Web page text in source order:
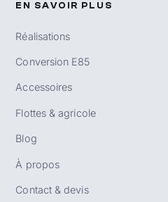
EN SAVOIR PLUS
Réalisations
Conversion E85
Accessoires
Flottes & agricole
Blog
À propos
Contact & devis